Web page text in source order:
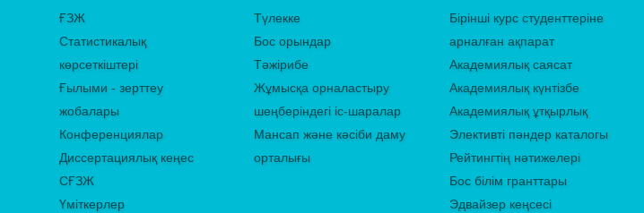
ҒЗЖ
Статистикалық
көрсеткіштері
Ғылыми - зерттеу
жобалары
Конференциялар
Диссертациялық кеңес
СҒЗЖ
Үміткерлер
Түлекке
Бос орындар
Тәжірибе
Жұмысқа орналастыру
шеңберіндегі іс-шаралар
Мансап және кәсіби даму
орталығы
Бірінші курс студенттеріне
арналған ақпарат
Академиялық саясат
Академиялық күнтізбе
Академиялық ұтқырлық
Элективті пәндер каталогы
Рейтингтің нәтижелері
Бос білім гранттары
Эдвайзер кеңсесі